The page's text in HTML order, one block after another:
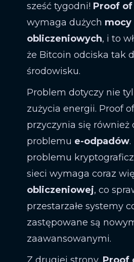
sześć tygodni! Proof
wymaga dużych mocy
obliczeniowych, i to
że Bitcoin odciska tak
środowisku.
Problem dotyczy nie
zużycia energii. Proof
przyczynia się również
problemu e-odpadów.
problemu
sieci wymaga coraz
obliczeniowej, co
przestarzałe systemy
zastępowane są
zaawansowanymi.